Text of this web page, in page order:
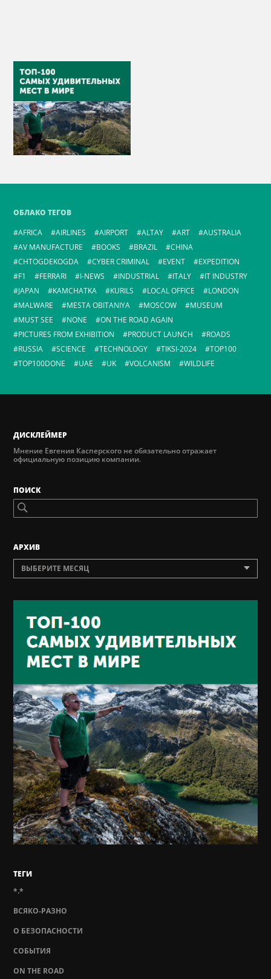
ОБЛАКО ТЕГОВ
AFRICA
AIRLINES AIRPORT ALTAY ART
AUSTRALIA
AV MANUFACTURE
BOOKS BRAZIL
CHINA
CHTOGDEKOGDA
CYBER CRIMINAL EVENT
EXPEDITION
F1
FERRARI I-NEWS INDUSTRIAL ITALY
IT INDUSTRY
JAPAN
KAMCHATKA KURILS LOCAL OFFICE
LONDON
MALWARE
MESTA OBITANIYA MOSCOW
MUSEUM
MUST SEE
NONE
ON THE ROAD AGAIN
PICTURES FROM EXHIBITION
PRODUCT LAUNCH
ROADS
RUSSIA
SCIENCE TECHNOLOGY TIKSI-2024
TOP100
TOP100DONE
UAE UK VOLCANISM WILDLIFE
ДИСКЛЕЙМЕР
Мнение Евгения Касперского не обязательно отражает
официальную позицию компании.
ПОИСК
AРХИВ
ВЫБЕРИТЕ МЕСЯЦ
ТЕГИ
*.*
ВСЯКО-РАЗНО
О БЕЗОПАСНОСТИ
СОБЫТИЯ
ON THE ROAD